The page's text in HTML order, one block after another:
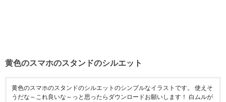
黄色のスマホのスタンドのシルエット
黄色のスマホのスタンドのシルエットのシンプルなイラストです。 使えそ
うだな～これ良いな～っと思ったらダウンロードお願いします！ 白ムルが